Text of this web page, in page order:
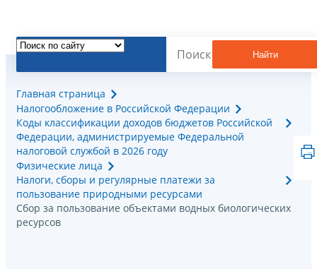
Найти
Главная страница
Налогообложение в Российской Федерации
Коды классификации доходов бюджетов Российской
Федерации, администрируемые Федеральной
налоговой службой в 2026 году
Физические лица
Налоги, сборы и регулярные платежи за
пользование природными ресурсами
Сбор за пользование объектами водных биологических
ресурсов